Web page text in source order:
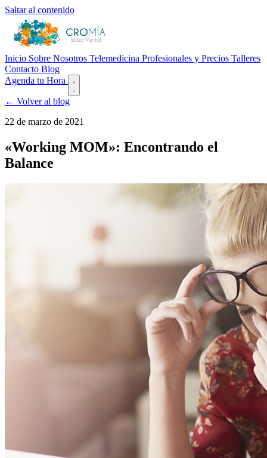
Saltar al contenido
Inicio Sobre Nosotros Telemedicina Profesionales y Precios Talleres
Contacto Blog
Agenda tu Hora
← Volver al blog
22 de marzo de 2021
«Working MOM»: Encontrando el
Balance